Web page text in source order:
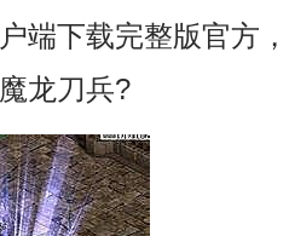
端下载完整版官方
龙刀兵?